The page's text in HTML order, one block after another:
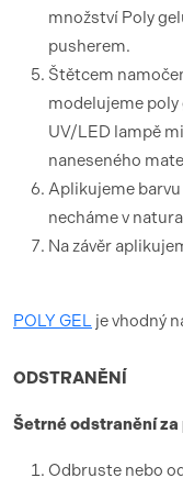
množství Poly
pusherem.
Štětcem
modelujeme poly
UV/LED lampě
naneseného
Aplikujeme barvu
necháme v
Na závěr
POLY GEL je vhodný
ODSTRANĚNÍ
Šetrné odstranění
Odbruste nebo